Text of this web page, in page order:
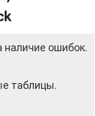
наличие ошибок.
таблицы.